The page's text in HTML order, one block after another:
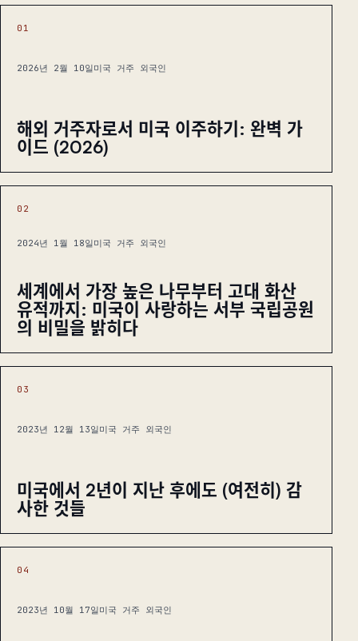
01
2026년 2월 10일미국 거주 외국인
해외 거주자로서 미국 이주하기: 완벽 가
이드 (2026)
02
2024년 1월 18일미국 거주 외국인
세계에서 가장 높은 나무부터 고대 화산
유적까지: 미국이 사랑하는 서부 국립공원
의 비밀을 밝히다
03
2023년 12월 13일미국 거주 외국인
미국에서 2년이 지난 후에도 (여전히) 감
사한 것들
04
2023년 10월 17일미국 거주 외국인